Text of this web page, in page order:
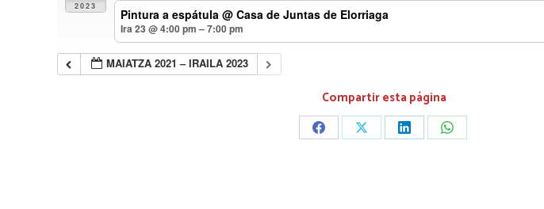
2023
Pintura a espátula@ Casa de Juntas de Elorriaga
Ira 23 @ 4:00 pm – 7:00 pm
MAIATZA 2021 – IRAILA 2023
Compartir esta página
Share Share Share Share